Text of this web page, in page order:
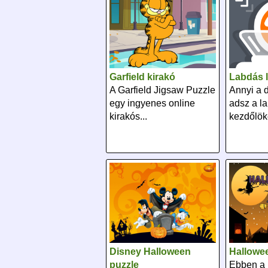
Garfield kirakó
A Garfield Jigsaw Puzzle
egy ingyenes online
kirakós...
Labdás
Annyi a
adsz a
Disney Halloween
puzzle
Ebben